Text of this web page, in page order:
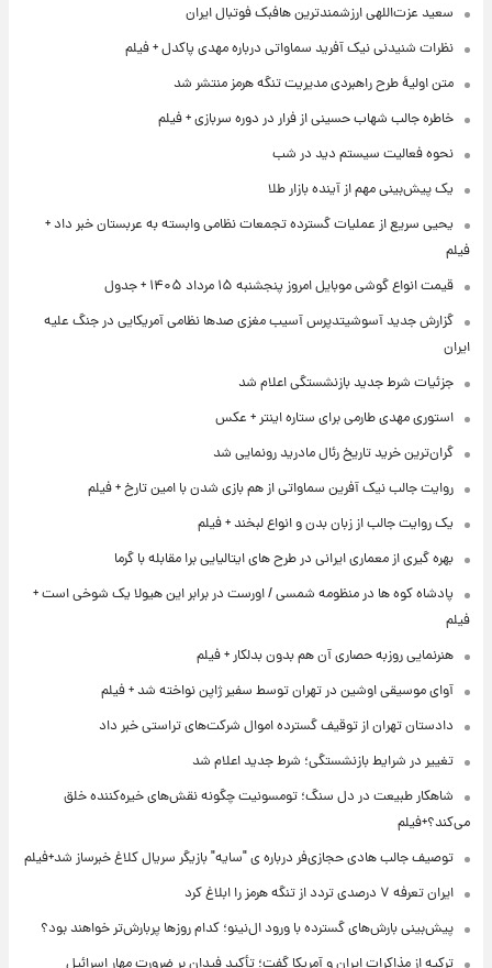
سعید عزت‌اللهی ارزشمندترین هافبک فوتبال ایران
نظرات شنیدنی نیک آفرید سماواتی درباره مهدی پاکدل + فیلم
متن اولیۀ طرح راهبردی مدیریت تنگه هرمز منتشر شد
خاطره جالب شهاب حسینی از فرار در دوره سربازی + فیلم
نحوه فعالیت سیستم دید در شب
یک پیش‌بینی مهم از آینده بازار طلا
یحیی سریع از عملیات گسترده تجمعات نظامی وابسته به عربستان خبر داد +
فیلم
قیمت انواع گوشی موبایل امروز پنجشنبه ۱۵ مرداد ۱۴۰۵ + جدول
گزارش جدید آسوشیتدپرس آسیب مغزی صدها نظامی آمریکایی در جنگ علیه
ایران
جزئیات شرط جدید بازنشستگی اعلام شد
استوری مهدی طارمی برای ستاره اینتر + عکس
گران‌ترین خرید تاریخ رئال مادرید رونمایی شد
روایت جالب نیک آفرین سماواتی از هم بازی شدن با امین تارخ + فیلم
یک روایت جالب از زبان بدن و انواع لبخند + فیلم
بهره گیری از معماری ایرانی در طرح های ایتالیایی برا مقابله با گرما
پادشاه کوه ها در منظومه شمسی / اورست در برابر این هیولا یک شوخی است +
فیلم
هنرنمایی روزبه حصاری آن هم بدون بدلکار + فیلم
آوای موسیقی اوشین در تهران توسط سفیر ژاپن نواخته شد + فیلم
دادستان تهران از توقیف گسترده اموال شرکت‌های تراستی خبر داد
تغییر در شرایط بازنشستگی؛ شرط جدید اعلام شد
شاهکار طبیعت در دل سنگ؛ تومسونیت چگونه نقش‌های خیره‌کننده خلق
می‌کند؟+فیلم
توصیف جالب هادی حجازی‌فر درباره ی "سایه" بازیگر سریال کلاغ خبرساز شد+فیلم
ایران تعرفه ۷ درصدی تردد از تنگه هرمز را ابلاغ کرد
پیش‌بینی بارش‌های گسترده با ورود ال‌نینو؛ کدام روزها پربارش‌تر خواهند بود؟